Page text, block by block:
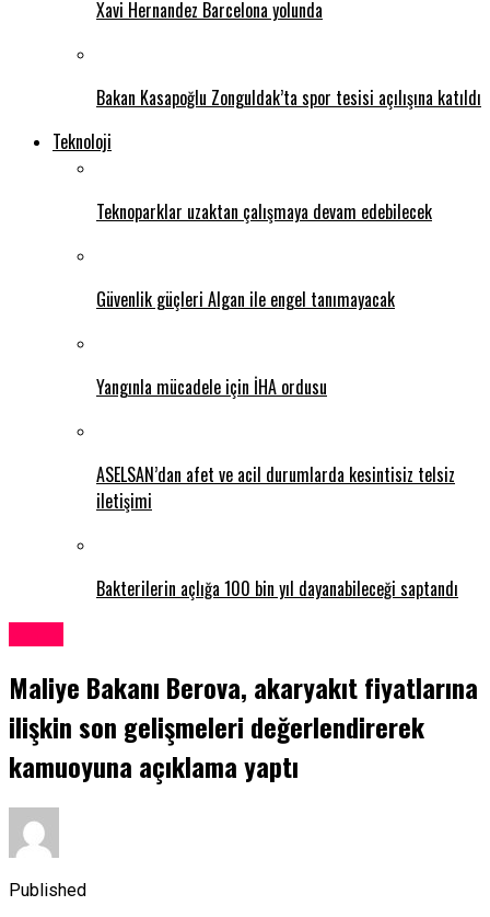
Xavi Hernandez Barcelona yolunda
Bakan Kasapoğlu Zonguldak’ta spor tesisi açılışına katıldı
Teknoloji
Teknoparklar uzaktan çalışmaya devam edebilecek
Güvenlik güçleri Algan ile engel tanımayacak
Yangınla mücadele için İHA ordusu
ASELSAN’dan afet ve acil durumlarda kesintisiz telsiz
iletişimi
Bakterilerin açlığa 100 bin yıl dayanabileceği saptandı
Maliye Bakanı Berova, akaryakıt fiyatlarına
ilişkin son gelişmeleri değerlendirerek
kamuoyuna açıklama yaptı
Published